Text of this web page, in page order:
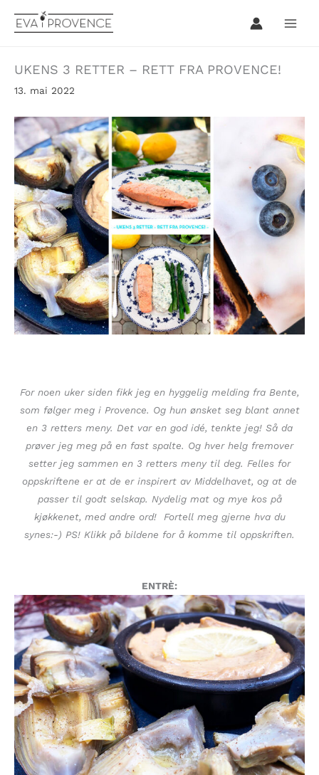
rett
UKENS 3 RETTER – RETT FRA PROVENCE!
13. mai 2022
For noen uker siden fikk jeg en hyggelig melding fra Bente,
som følger meg i Provence. Og hun ønsket seg blant annet
en 3 retters meny. Det var en god idé, tenkte jeg! Så da
prøver jeg meg på en fast spalte. Og hver helg fremover
setter jeg sammen en 3 retters meny til deg. Felles for
oppskriftene er at de er inspirert av Middelhavet, og at de
passer til godt selskap. Nydelig mat og mye kos på
kjøkkenet, med andre ord! Fortell meg gjerne hva du
synes:-) PS! Klikk på bildene for å komme til oppskriften.
ENTRÈ: